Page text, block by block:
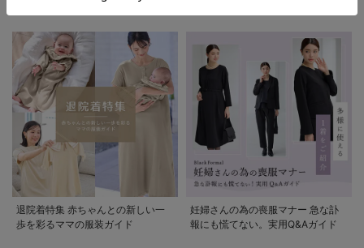
退院着特集 赤ちゃんとの新しい一
歩を彩るママの服装ガイド
妊婦さんの為の喪服マナー 急な訃
報にも慌てない。実用Q&Aガイド